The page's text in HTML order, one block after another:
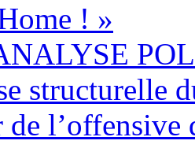
! »
structurelle
de